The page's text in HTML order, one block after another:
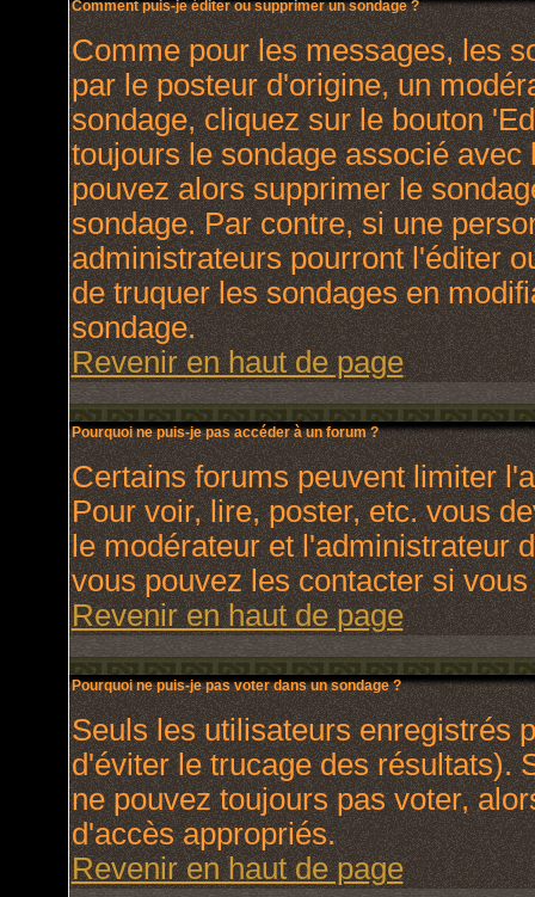
Comment puis-je éditer ou supprimer un sondage ?
Comme pour les messages, les
par le posteur d'origine, un
sondage, cliquez sur le bouton
toujours le sondage associé
pouvez alors supprimer le
sondage. Par contre, si une
administrateurs pourront l'éditer
de truquer les sondages en
sondage.
Revenir en haut de page
Pourquoi ne puis-je pas accéder à un forum ?
Certains forums peuvent limiter
Pour voir, lire, poster, etc. vous
le modérateur et l'administrateur
vous pouvez les contacter si
Revenir en haut de page
Pourquoi ne puis-je pas voter dans un sondage ?
Seuls les utilisateurs enregistrés
d'éviter le trucage des résultats).
ne pouvez toujours pas voter,
d'accès appropriés.
Revenir en haut de page